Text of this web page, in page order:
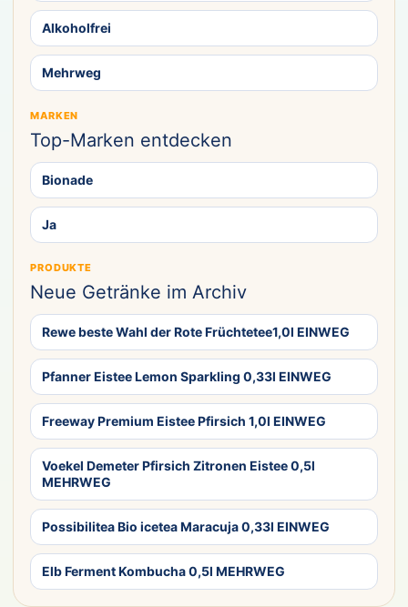
Alkoholfrei
Mehrweg
MARKEN
Top-Marken entdecken
Bionade
Ja
PRODUKTE
Neue Getränke im Archiv
Rewe beste Wahl der Rote Früchtetee1,0l EINWEG
Pfanner Eistee Lemon Sparkling 0,33l EINWEG
Freeway Premium Eistee Pfirsich 1,0l EINWEG
Voekel Demeter Pfirsich Zitronen Eistee 0,5l
MEHRWEG
Possibilitea Bio icetea Maracuja 0,33l EINWEG
Elb Ferment Kombucha 0,5l MEHRWEG